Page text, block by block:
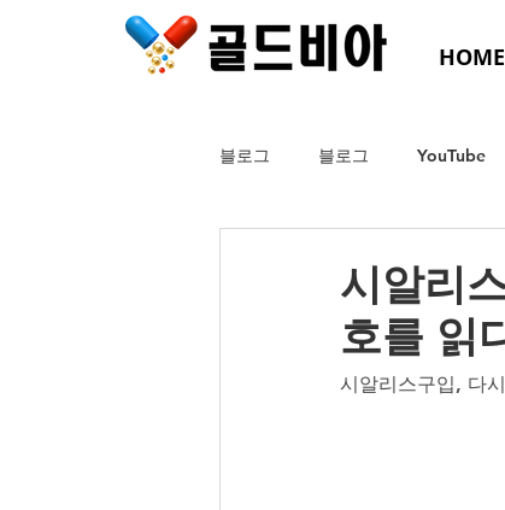
HOME
블로그 블로그 YouTube
시알리
호를 읽
시알리스구입, 다